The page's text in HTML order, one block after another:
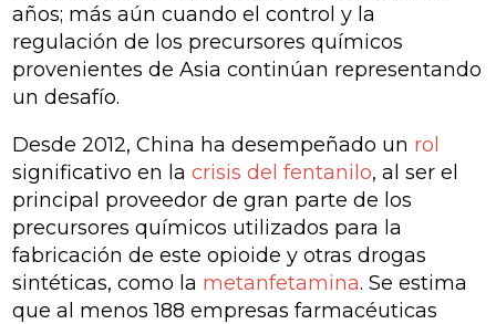
años; más aún cuando el control y la
regulación de los precursores químicos
provenientes de Asia continúan representando
un desafío.
Desde 2012, China ha desempeñado un rol
significativo en lacrisis del fentanilo, al ser el
principal proveedor de gran parte de los
precursores químicos utilizados para la
fabricación de este opioide y otras drogas
sintéticas, como la metanfetamina. Se estima
que al menos 188 empresas farmacéuticas